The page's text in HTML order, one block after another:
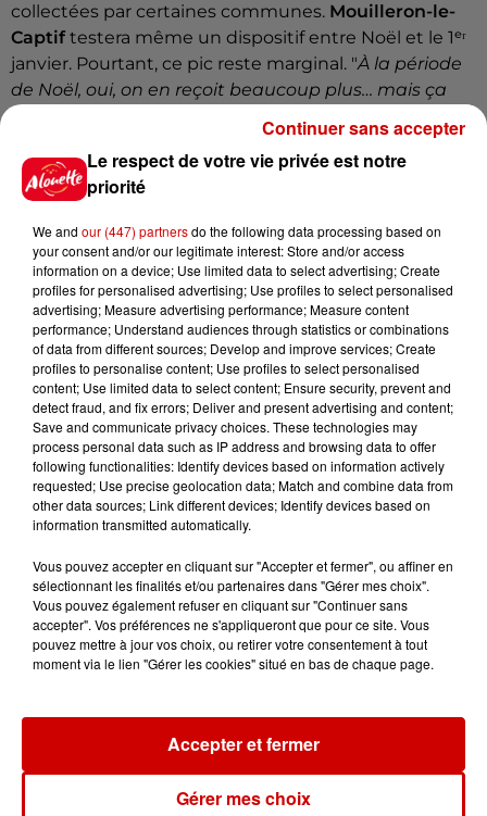
collectées par certaines communes. Mouilleron-le-
Captiftestera même un dispositif entre Noël et le 1ᵉʳ
janvier. Pourtant, ce pic reste marginal. "À la période
de Noël, oui, on en reçoit beaucoup plus… mais ça
, explique
Alexandre Didelon.
Car l’essentiel du travail se joue loin des repas de fête
: surles chantiers ostréicoles de la façade
atlantique, où les coquilles mortes s’empilent toute
l’année. Alegina travaille "principalement avec les
ostréiculteurs". La raison est simple : sur cent huîtres
élevées, trente à quarante meurent durant la
production. Ce sont ces coquilles mortes qu’il
récupère en masse.
L'entreprise prévoit d’ouvrir deux
autres usines
Dans cette usine encore en reconstruction, chaque
machine a été bricolée maison. D’anciennes
machines agricoles, des broyeurs de carrière, des
pièces de pharmacie… rien n’est standard. "La
machine n’existe pas telle quelle sur le marché"
affirme-t-il. L’objectif : doubler puis tripler la capacité.
totalement opérationnelen 2026.
En attendant, le chantier se poursuit, entre poussière
de nacre, béton frais et idées nouvelles. Moules, saint-
Jacques, huîtres… Alegina veut désormais valoriser
Le respect de votre vie privée est notre
priorité
We and our (447) partnersdo the following data processing based on
your consent and/or our legitimate interest: Store and/or access
information on a device; Use limited data to select advertising; Create
profiles for personalised advertising; Use profiles to select personalised
advertising; Measure advertising performance; Measure content
performance; Understand audiences through statistics or combinations
of data from different sources; Develop and improve services; Create
profiles to personalise content; Use profiles to select personalised
content; Use limited data to select content; Ensure security, prevent and
detect fraud, and fix errors; Deliver and present advertising and content;
Save and communicate privacy choices. These technologies may
process personal data such as IP address and browsing data to offer
following functionalities: Identify devices based on information actively
requested; Use precise geolocation data; Match and combine data from
other data sources; Link different devices; Identify devices based on
information transmitted automatically.
Vous pouvez accepter en cliquant sur "Accepter et fermer", ou affiner en
sélectionnant les finalités et/ou partenaires dans "Gérer mes choix".
Vous pouvez également refuser en cliquant sur "Continuer sans
accepter". Vos préférences ne s'appliqueront que pour ce site. Vous
pouvez mettre à jour vos choix, ou retirer votre consentement à tout
moment via le lien "Gérer les cookies" situé en bas de chaque page.
Gérer mes choix
Accepter et fermer
Continuer sans accepter